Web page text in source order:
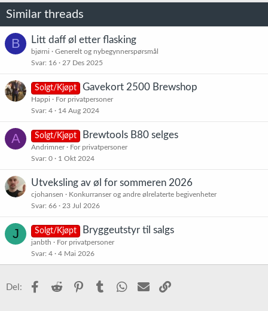
Similar threads
B Litt daff øl etter flasking
bjørni
Generelt og nybegynnerspørsmål
Svar 16 27 Des 2025
Solgt/Kjøpt Gavekort 2500 Brewshop
Happi
For privatpersoner
Svar 4 14 Aug 2024
A Solgt/Kjøpt Brewtools B80 selges
Andrimner
For privatpersoner
Svar 0 1 Okt 2024
Utveksling av øl for sommeren 2026
cjohansen
Konkurranser og andre ølrelaterte begivenheter
Svar 66 23 Jul 2026
J Solgt/Kjøpt Bryggeutstyr til salgs
janbth
For privatpersoner
Svar 4 4 Mai 2026
Del: Facebook
Reddit PinterestTumblr WhatsApp
E-post